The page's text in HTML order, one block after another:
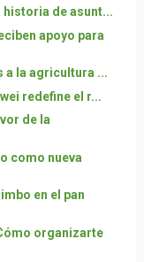
historia de asunt...
apoyo para
a la agricultura ...
redefine el r...
de la
como nueva
en el pan
organizarte